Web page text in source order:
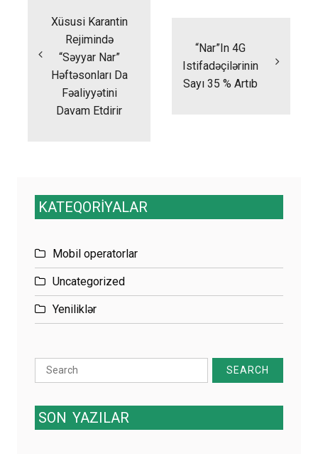
Xüsusi Karantin
Rejimində
“Səyyar Nar”
Həftəsonları Da
Fəaliyyətini
Davam Etdirir
“Nar”ın 4G
Istifadəçilərinin
Sayı 35 % Artıb
KATEQORİYALAR
Mobil operatorlar
Uncategorized
Yeniliklər
Search
for:
SON YAZILAR